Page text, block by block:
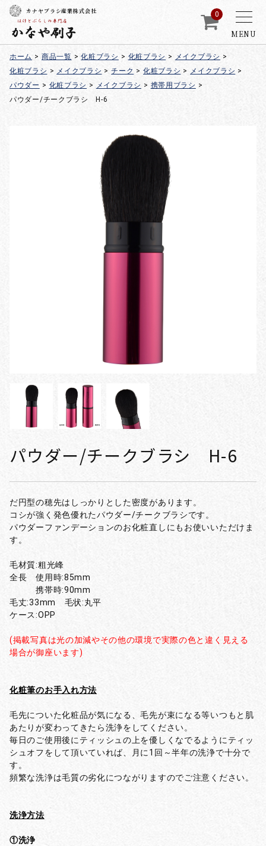
MENU
カナヤブラシ産業株式会社 0
ホーム > 商品一覧 > 化粧ブラシ > 化粧ブラシ > メイクブラシ >
化粧ブラシ > メイクブラシ > チーク > 化粧ブラシ > メイクブラシ >
パウダー > 化粧ブラシ > メイクブラシ > 携帯用ブラシ >
パウダー/チークブラシ H-6
パウダー/チークブラシ H-6
だ円型の穂先はしっかりとした密度があります。
コシが強く発色優れたパウダー/チークブラシです。
パウダーファンデーションのお化粧直しにもお使いいただけま
す。
毛材質:粗光峰
全長 使用時:85mm
携帯時:90mm
毛丈:33mm 毛状:丸平
ケース:OPP
(掲載写真は光の加減やその他の環境で実際の色と違く見える
場合が御座います)
化粧筆のお手入れ方法
毛先についた化粧品が気になる、毛先が束になる等いつもと肌
あたりが変わってきたら洗浄をしてください。
毎日のご使用後にティッシュの上を優しくなでるようにティッ
シュオフをして頂いていれば、月に1回～半年の洗浄で十分で
す。
頻繁な洗浄は毛質の劣化につながりますのでご注意ください。
洗浄方法
①洗浄